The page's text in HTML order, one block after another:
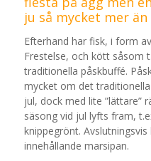
ju så mycket mer än
Efterhand har fisk, i form
Frestelse, och kött såsom
traditionella påskbuffé.
mycket om det
jul, dock med lite ”lättare”
säsong vid jul lyfts fram,
knippegrönt.
innehållande marsipan.